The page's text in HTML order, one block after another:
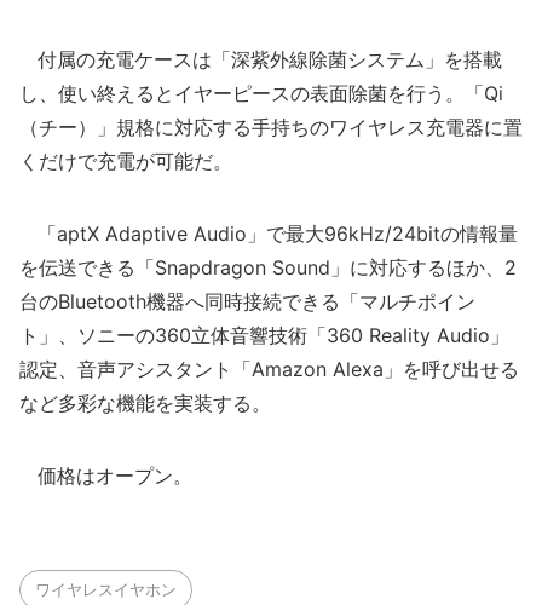
付属の充電ケースは「深紫外線除菌システム」を搭載
し、使い終えるとイヤーピースの表面除菌を行う。「Qi
（チー）」規格に対応する手持ちのワイヤレス充電器に置
くだけで充電が可能だ。
「aptX Adaptive Audio」で最大96kHz/24bitの情報量
を伝送できる「Snapdragon Sound」に対応するほか、2
台のBluetooth機器へ同時接続できる「マルチポイン
ト」、ソニーの360立体音響技術「360 Reality Audio」
認定、音声アシスタント「Amazon Alexa」を呼び出せる
など多彩な機能を実装する。
価格はオープン。
ワイヤレスイヤホン